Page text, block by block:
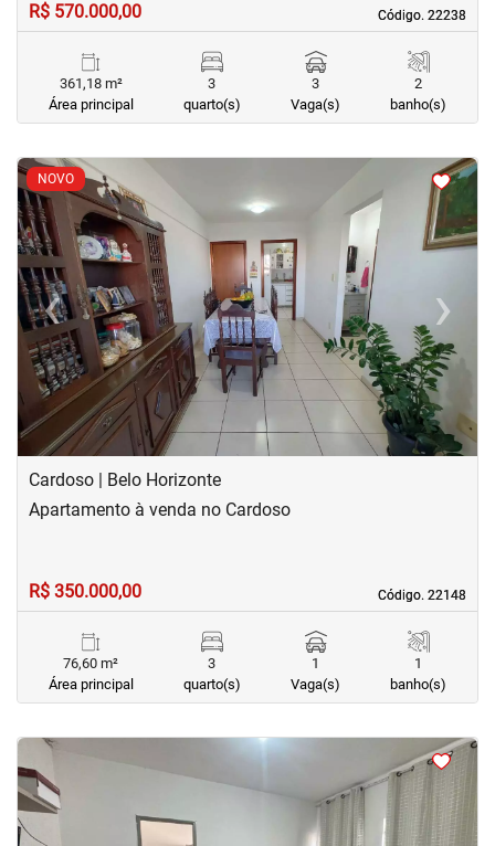
Código. 22238
Código. 22238
R$ 570.000,00
361,18 m²
Área principal
3
quarto(s)
3
Vaga(s)
2
banho(s)
NOVO
<<<<
‹Previous ›Next
Cardoso | Belo Horizonte
Código. 22148
Código. 22148
Apartamento à venda no Cardoso
R$ 350.000,00
76,60 m²
Área principal
3
quarto(s)
1
Vaga(s)
1
banho(s)
< <